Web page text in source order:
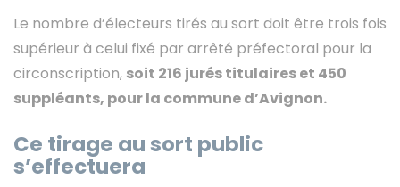
Le nombre d’électeurs tirés au sort doit être trois fois
supérieur à celui fixé par arrêté préfectoral pour la
circonscription, soit 216 jurés titulaires et 450
suppléants, pour la commune d’Avignon.
Ce tirage au sort public
s’effectuera